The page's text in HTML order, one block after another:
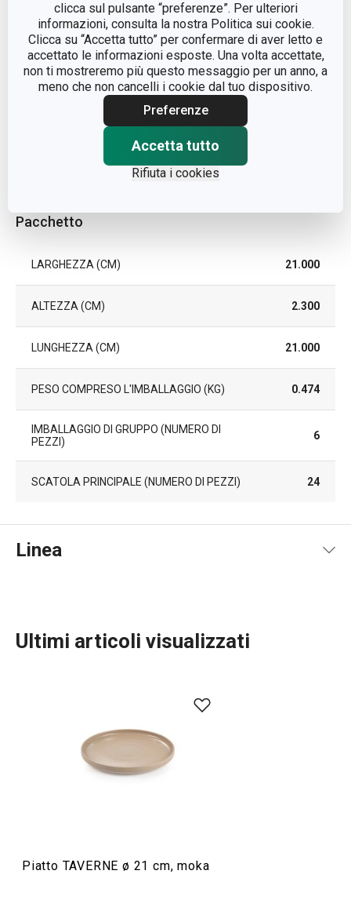
clicca sul pulsante “preferenze”. Per ulteriori
informazioni, consulta la nostra Politica sui cookie.
Clicca su “Accetta tutto” per confermare di aver letto e
accettato le informazioni esposte. Una volta accettate,
non ti mostreremo più questo messaggio per un anno, a
meno che non cancelli i cookie dal tuo dispositivo.
Preferenze
Accetta tutto
Rifiuta i cookies
TIPO
piatto da
dessert
LAVAGGIO IN LAVASTOVIGLIE Sì
DURATA DELLA GARANZIA (IN
Pacchetto
LARGHEZZA (CM) 21.000
ALTEZZA (CM) 2.300
LUNGHEZZA (CM) 21.000
PESO COMPRESO L'IMBALLAGGIO (KG) 0.474
IMBALLAGGIO DI GRUPPO (NUMERO DI
PEZZI)
6
SCATOLA PRINCIPALE (NUMERO DI PEZZI) 24
Linea
Servire in tavola
Ultimi articoli visualizzati
Piatto TAVERNE ø 21 cm, moka